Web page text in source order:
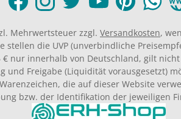
Mehrwertsteuer zzgl. Versandkosten,
stellen die UVP (unverbindliche
€ nur innerhalb von Deutschland, gilt
Freigabe (Liquidität vorausgesetzt)
die auf dieser Website
bzw. der Identifikation der jeweiligen